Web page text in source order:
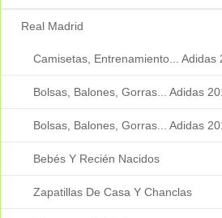
Real Madrid
Camisetas, Entrenamiento... Adidas
Bolsas, Balones, Gorras... Adidas
Bolsas, Balones, Gorras... Adidas
Bebés Y Recién Nacidos
Zapatillas De Casa Y Chanclas